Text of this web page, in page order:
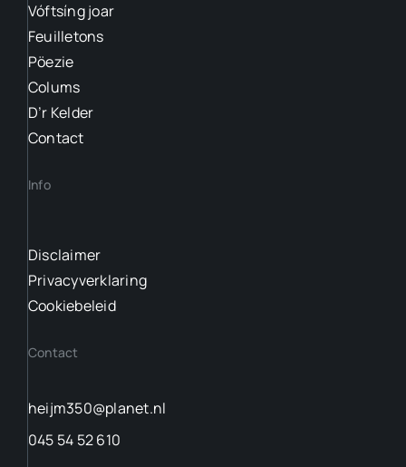
Vóftsíng joar
Feuilletons
Pöezie
Colums
D’r Kelder
Contact
Info
Disclaimer
Privacyverklaring
Cookiebeleid
Contact
heijm350@planet.nl
045 54 52 610